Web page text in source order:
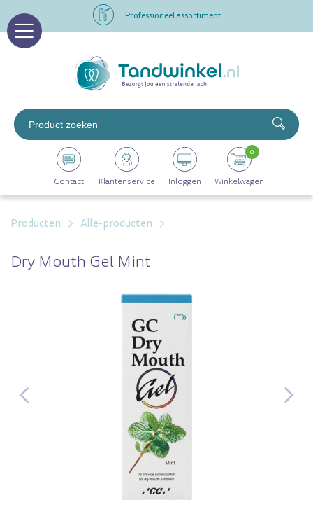
Professioneel assortiment
Op werkdagen voor 16.00 uur besteld, morgen in huis
Professioneel assortiment
Altijd op voorraad
Contact Klantenservice Inloggen Winkelwagen
0
Producten Alle-producten
Dry Mouth Gel Mint